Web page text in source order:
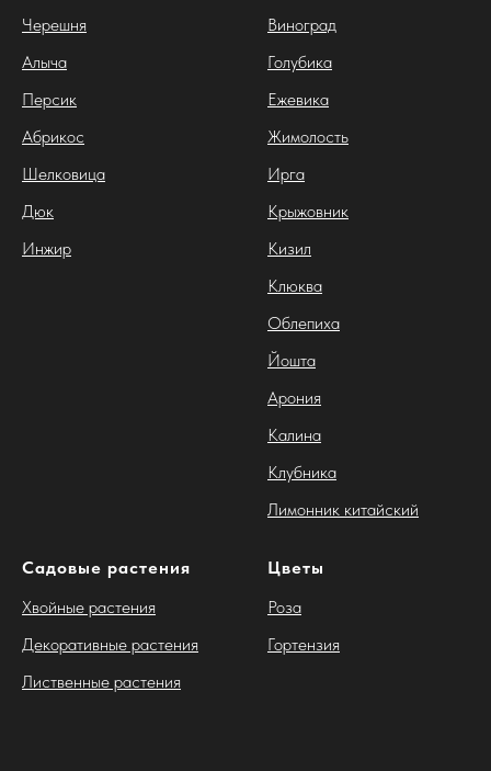
Черешня
Алыча
Персик
Абрикос
Шелковица
Дюк
Инжир
Виноград
Голубика
Ежевика
Жимолость
Ирга
Крыжовник
Кизил
Клюква
Облепиха
Йошта
Арония
Калина
Клубника
Лимонник китайский
Садовые растения
Хвойные растения
Декоративные растения
Лиственные растения
Цветы
Роза
Гортензия